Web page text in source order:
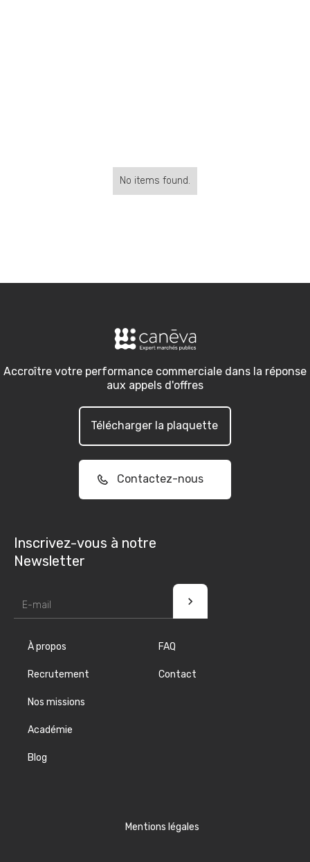
No items found.
Accroître votre performance commerciale dans la réponse
aux appels d'offres
Télécharger la plaquette
Contactez-nous
Inscrivez-vous à notre
Newsletter
À propos
Recrutement
Nos missions
Académie
Blog
FAQ
Contact
Mentions légales